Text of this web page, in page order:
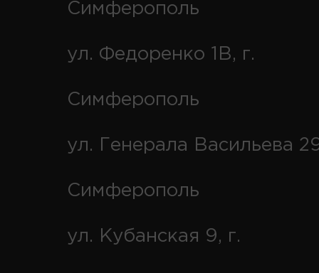
Симферополь
ул. Федоренко 1В, г.
Симферополь
ул. Генерала Васильева
Симферополь
ул. Кубанская 9, г.